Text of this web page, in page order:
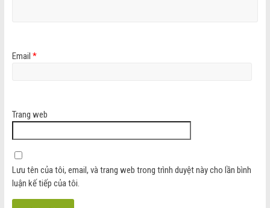
Email *
Trang web
Lưu tên của tôi, email, và trang web trong trình duyệt này cho lần bình
luận kế tiếp của tôi.